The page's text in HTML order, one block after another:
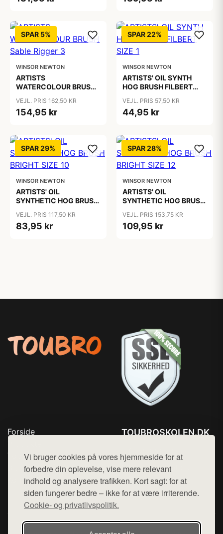
Vi bruger cookies på vores hjemmeside for at
forbedre din oplevelse, vise mere relevant
indhold og analysere trafikken. Kort sagt: for at
siden fungerer bedre – ikke for at være irriterende.
Cookie- og privatlivspolitik.
SPAR 5%
WINSOR NEWTON
ARTISTS
WATERCOLOUR BRUSH
VEJL. PRIS 162,50 KR
154,95 kr
SPAR 22%
WINSOR NEWTON
ARTISTS' OIL SYNTH
HOG BRUSH FILBERT
VEJL. PRIS 57,50 KR
44,95 kr
SPAR 29%
WINSOR NEWTON
ARTISTS' OIL
SYNTHETIC HOG BRUSH
VEJL. PRIS 117,50 KR
83,95 kr
SPAR 28%
WINSOR NEWTON
ARTISTS' OIL
SYNTHETIC HOG BRUSH
VEJL. PRIS 153,75 KR
109,95 kr
Forside
Top Rabatter
Blog
Kontakt
TOUBROSKOLEN.DK
Mail: hej@want.dk
Cookie- og privatlivspolitik